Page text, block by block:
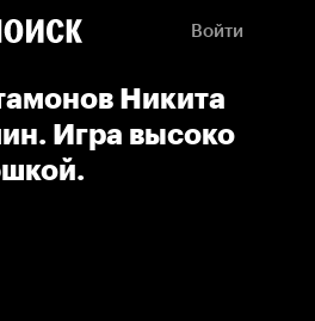
Войти
Никита
Игра высоко